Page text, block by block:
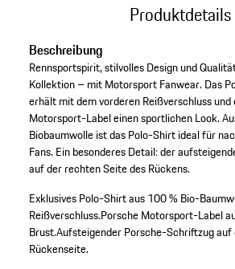
Produktdetails
Beschreibung
Rennsportspirit, stilvolles Design und
Kollektion – mit Motorsport Fanwear. Das
erhält mit dem vorderen Reißverschluss und
Motorsport-Label einen sportlichen Look.
Biobaumwolle ist das Polo-Shirt ideal für
Fans. Ein besonderes Detail: der
auf der rechten Seite des Rückens.
Exklusives Polo-Shirt aus 100 % Bio-
Reißverschluss.Porsche Motorsport-Label
Brust.Aufsteigender Porsche-Schriftzug
Rückenseite.